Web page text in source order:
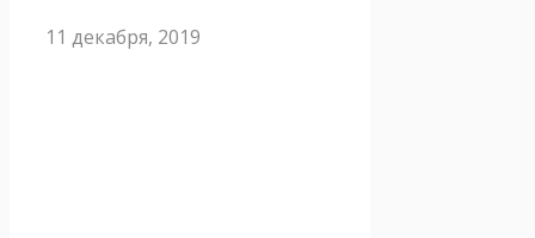
11 декабря, 2019